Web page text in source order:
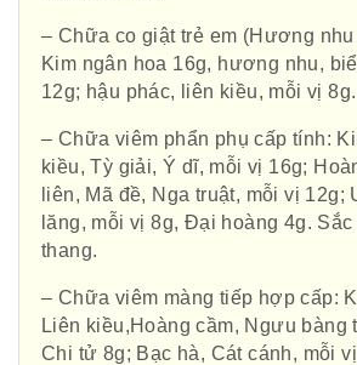
– Chữa co giật trẻ em (Hương nhu
Kim ngân hoa 16g, hương nhu,
12g; hậu phác, liên kiều, mỗi vị
– Chữa viêm phẩn phụ cấp tính:
kiều, Tỳ giải, Ý dĩ, mỗi vị 16g;
liên, Mã đề, Nga truật, mỗi vị 12g;
lăng, mỗi vị 8g, Đại hoàng 4g.
thang.
– Chữa viêm màng tiếp hợp cấp:
Liên kiều,Hoàng cầm, Ngưu bàng
Chi tử 8g; Bạc hà, Cát cánh, mỗi
Hội Đông Y TP. Hà
Phái đoàn Liên
Việt Nam